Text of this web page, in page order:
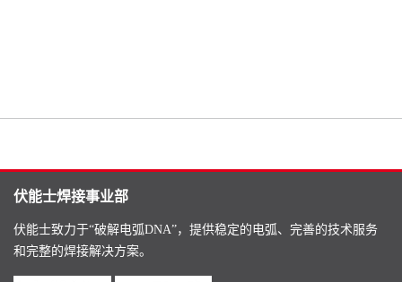
伏能士焊接事业部
伏能士致力于“破解电弧DNA”，提供稳定的电弧、完善的技术服务
和完整的焊接解决方案。